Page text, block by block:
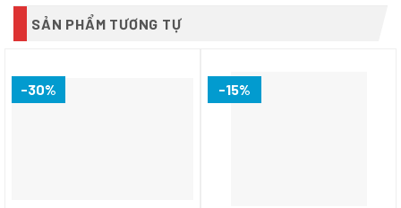
SẢN PHẨM TƯƠNG TỰ
-30% -15%